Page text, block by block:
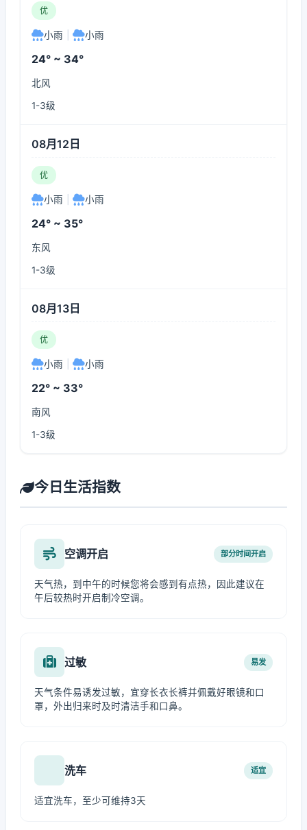
优
小雨 小雨
24° ~ 34°
北风
1-3级
08月12日
优
小雨 小雨
24° ~ 35°
东风
1-3级
08月13日
优
小雨 小雨
22° ~ 33°
南风
1-3级
今日生活指数
空调开启 部分时间开启
天气热，到中午的时候您将会感到有点热，因此建议在
午后较热时开启制冷空调。
过敏 易发
天气条件易诱发过敏，宜穿长衣长裤并佩戴好眼镜和口
罩，外出归来时及时清洁手和口鼻。
洗车 适宜
适宜洗车，至少可维持3天